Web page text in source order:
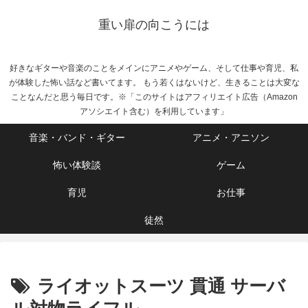
重い扉の向こうには
好きなギターや音楽のことをメインにアニメやゲーム、そして仕事や育児、私
が体験した怖い話など書いてます。 もう若くはないけど、生きることは大変な
ことなんだと思う毎日です。※「このサイトはアフィリエイト広告（Amazon
アソシエイト含む）を利用しています」
音楽・バンド・ギター アニメ・アニソン
怖い体験談 ゲーム
育児 お仕事
徒然
ライオットスーツ 貫通 サーバ